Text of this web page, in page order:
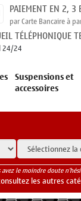
PAIEMENT EN 2, 3
par Carte Bancaire à
TÉLÉPHONIQUE
24/24
Suspensions et
accessoires
le moindre doute
les autres